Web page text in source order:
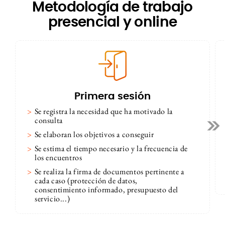
Metodología de trabajo
presencial y online
Primera sesión
Se registra la necesidad que ha motivado la
consulta
Se elaboran los objetivos a conseguir
Se estima el tiempo necesario y la frecuencia de
los encuentros
Se realiza la firma de documentos pertinente a
cada caso (protección de datos,
consentimiento informado, presupuesto del
servicio...)
>>